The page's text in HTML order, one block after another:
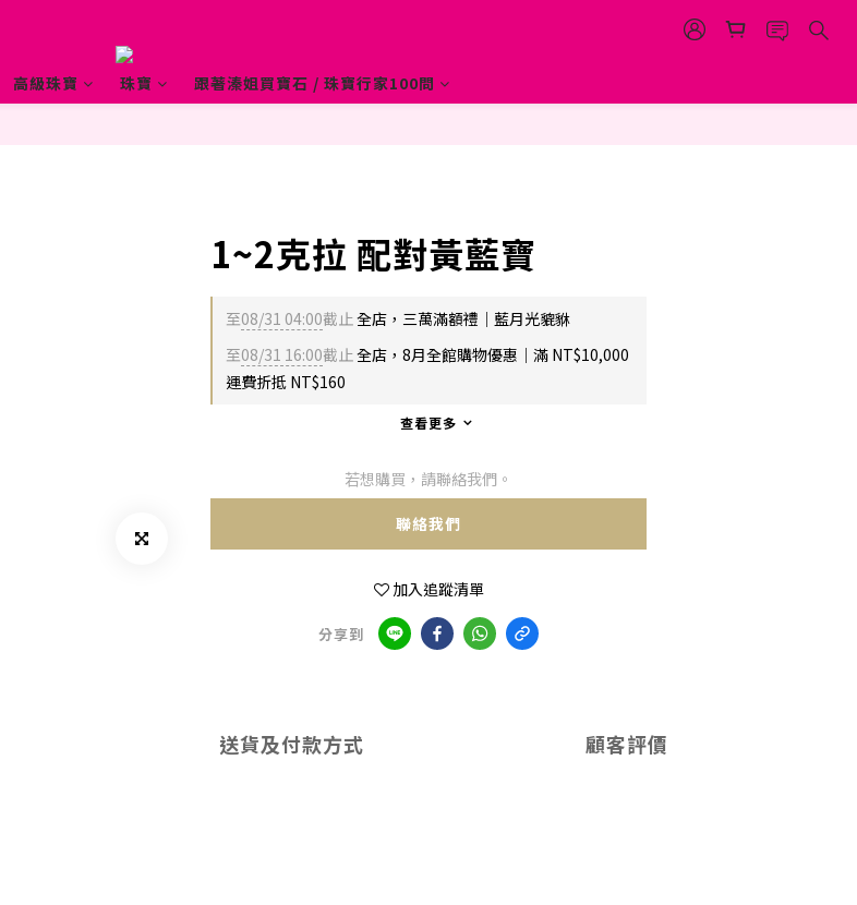
高級珠寶 珠寶 跟著溱姐買寶石 / 珠寶行家100問
1~2克拉 配對黃藍寶
至08/31 04:00截止全店，三萬滿額禮｜藍月光貔貅
至08/31 16:00截止全店，8月全館購物優惠｜滿 NT$10,000
運費折抵 NT$160
查看更多
若想購買，請聯絡我們。
聯絡我們
加入追蹤清單
分享到
送貨及付款方式 顧客評價